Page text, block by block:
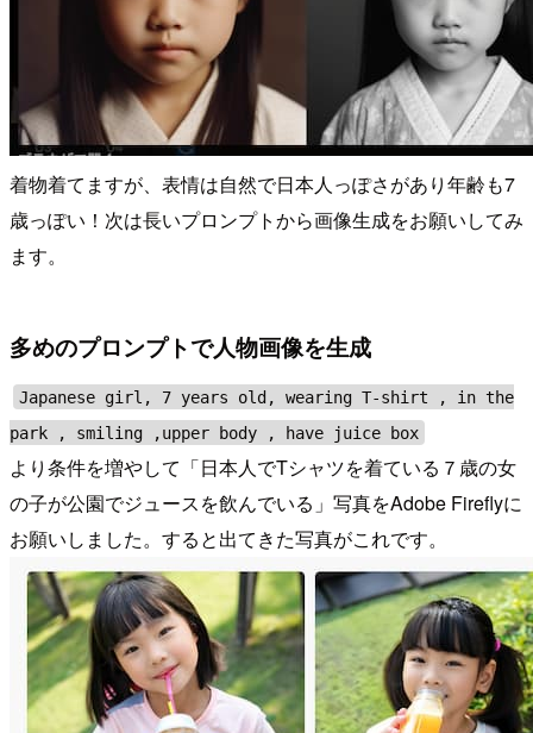
着物着てますが、表情は自然で日本人っぽさがあり年齢も7
歳っぽい！次は長いプロンプトから画像生成をお願いしてみ
ます。
多めのプロンプトで人物画像を生成
Japanese girl, 7 years old, wearing T-shirt , in the
park , smiling ,upper body , have juice box
より条件を増やして「日本人でTシャツを着ている７歳の女
の子が公園でジュースを飲んでいる」写真をAdobe Fireflyに
お願いしました。すると出てきた写真がこれです。